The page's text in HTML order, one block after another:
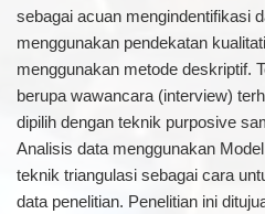
sebagai acuan mengindentifikasi
menggunakan pendekatan
menggunakan metode deskriptif.
berupa wawancara (interview)
dipilih dengan teknik purposive
Analisis data menggunakan
teknik triangulasi sebagai cara
data penelitian. Penelitian ini